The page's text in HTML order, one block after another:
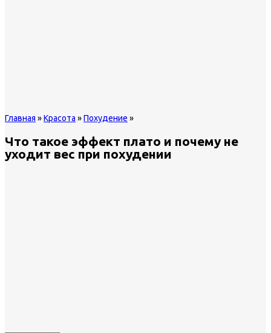
Главная »Красота »Похудение »
Что такое эффект плато и почему не
уходит вес при похудении